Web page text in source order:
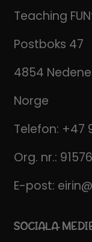
Teaching
Postboks 47
4854
Norge
Telefon: +47
Org. nr.:
E-post:
SOCIALA